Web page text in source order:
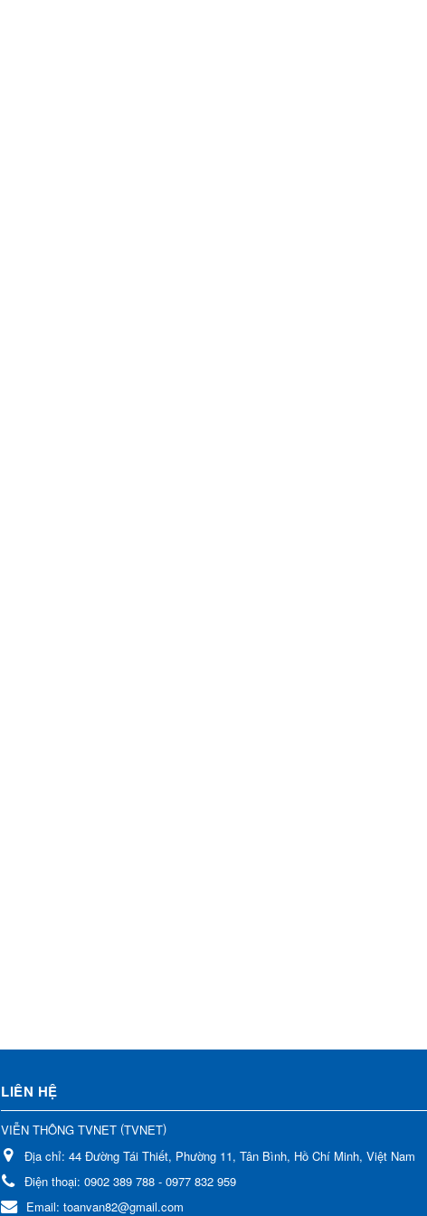
LIÊN HỆ
VIỄN THÔNG TVNET (TVNET)
Địa chỉ: 44 Đường Tái Thiết, Phường 11, Tân Bình, Hồ Chí Minh, Việt Nam
Điện thoại: 0902 389 788 - 0977 832 959
Email: toanvan82@gmail.com